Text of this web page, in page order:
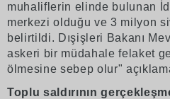
muhaliflerin elinde bulunan
merkezi olduğu ve 3 milyon
belirtildi. Dışişleri Bakanı
askeri bir müdahale felaket
ölmesine sebep olur"
Toplu saldırının